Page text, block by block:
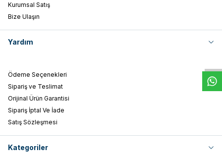
W
h
t
s
a
p
p
D
e
s
e
H
a
t
t
Kurumsal Satış
Bize Ulaşın
Yardım
Ödeme Seçenekleri
Sipariş ve Teslimat
Orijinal Ürün Garantisi
Sipariş İptal Ve İade
Satış Sözleşmesi
Kategoriler